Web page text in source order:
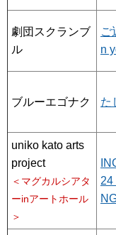
劇団スクランブ
ル
ご
n
ブルーエゴナク た
uniko kato arts
project
＜マグカルシアタ
ーinアートホール
＞
24